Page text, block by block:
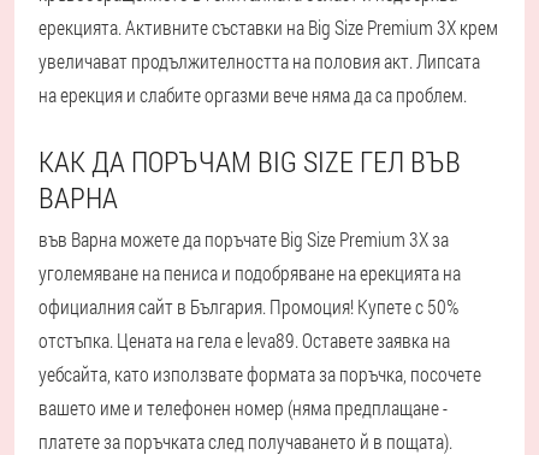
ерекцията. Активните съставки на Big Size Premium 3X крем
увеличават продължителността на половия акт. Липсата
на ерекция и слабите оргазми вече няма да са проблем.
КАК ДА ПОРЪЧАМ BIG SIZE ГЕЛ ВЪВ
ВАРНА
във Варна можете да поръчате Big Size Premium 3X за
уголемяване на пениса и подобряване на ерекцията на
официалния сайт в България. Промоция! Купете с 50%
отстъпка. Цената на гела е leva89. Оставете заявка на
уебсайта, като използвате формата за поръчка, посочете
вашето име и телефонен номер (няма предплащане -
платете за поръчката след получаването й в пощата).